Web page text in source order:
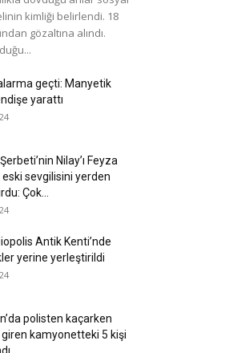
kimliği belirlendi. 18
gözaltına alındı.
geçti: Manyetik
yarattı
Şerbeti’nin Nilay’ı Feyza
eski sevgilisini yerden
Çok...
Antik Kenti’nde
yerine yerleştirildi
polisten kaçarken
kamyonetteki 5 kişi